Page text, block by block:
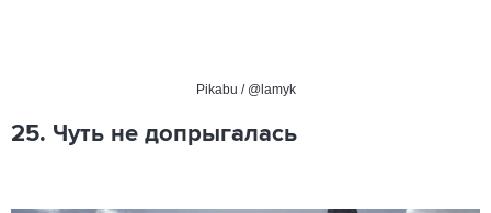
Pikabu / @lamyk
25. Чуть не допрыгалась